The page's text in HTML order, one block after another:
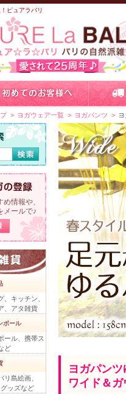
ピュアラバリ
ヨガウェア一覧 ヨガパンツ
ヨガパンツ
ワイド＆
情報や、
メールで♪
、キッチン、
、アタ雑貨
ボール
ール、携帯ス
ど
リ島絵画、
ッズなど